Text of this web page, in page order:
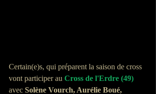
Certain(e)s, qui préparent la saison de cross
vont participer au Cross de l'Erdre (49)
avec Solène Vourch, Aurélie Boué,